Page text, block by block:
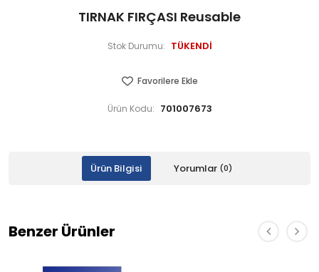
TIRNAK FIRÇASI Reusable
Stok Durumu: TÜKENDİ
Favorilere Ekle
Ürün Kodu: 701007673
Ürün Bilgisi Yorumlar (0)
Benzer Ürünler